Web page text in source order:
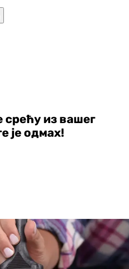
срећу из вашег
је одмах!